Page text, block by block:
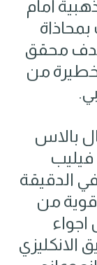
امام
هدف محقق
من
بالاس
الدقيقة
قوية من
الانكليزي